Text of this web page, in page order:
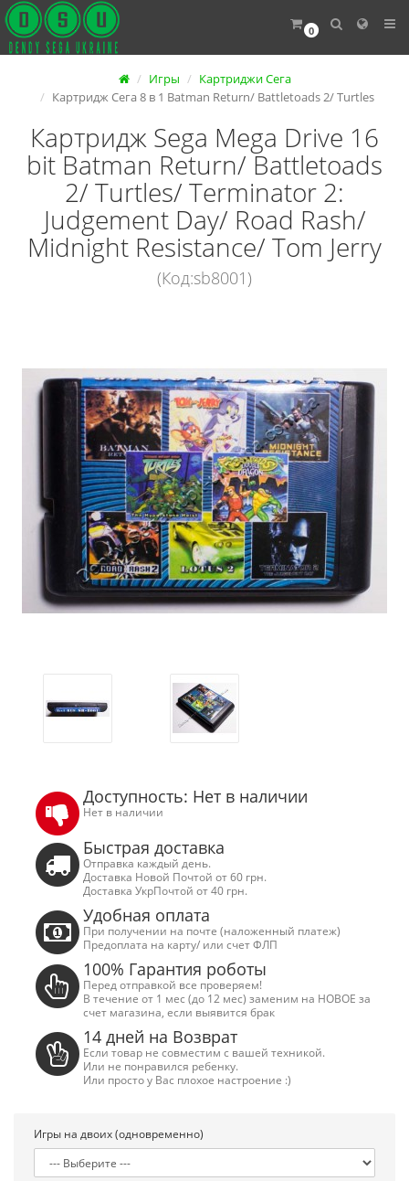
0
Сега Мега Драйв 2 (ОРИГИНАЛЬНОЕ
качество!)
Сега МД 1 HD
Игры
Картриджи Сега
Картридж Сега 8 в 1 Batman Return/ Battletoads 2/ Turtles
Картридж Sega Mega Drive 16
bit Batman Return/ Battletoads
2/ Turtles/ Terminator 2:
Judgement Day/ Road Rash/
Midnight Resistance/ Tom Jerry
(Код:sb8001)
Доступность: Нет в наличии
Нет в наличии
Быстрая доставка
Отправка каждый день.
Доставка Новой Почтой от 60 грн.
Доставка УкрПочтой от 40 грн.
Удобная оплата
При получении на почте (наложенный платеж)
Предоплата на карту/ или счет ФЛП
100% Гарантия роботы
Перед отправкой все проверяем!
В течение от 1 мес (до 12 мес) заменим на НОВОЕ за
счет магазина, если выявится брак
14 дней на Возврат
Если товар не совместим с вашей техникой.
Или не понравился ребенку.
Или просто у Вас плохое настроение :)
Игры на двоих (одновременно)